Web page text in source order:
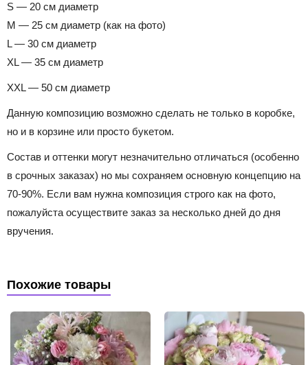
S — 20 см диаметр
M — 25 см диаметр (как на фото)
L — 30 см диаметр
XL — 35 см диаметр
XXL — 50 см диаметр
Данную композицию возможно сделать не только в коробке,
но и в корзине или просто букетом.
Состав и оттенки могут незначительно отличаться (особенно
в срочных заказах) но мы сохраняем основную концепцию на
70-90%. Если вам нужна композиция строго как на фото,
пожалуйста осуществите заказ за несколько дней до дня
вручения.
Похожие товары